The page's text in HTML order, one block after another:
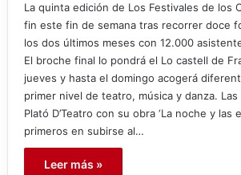
La quinta edición de Los Festivales de los
fin este fin de semana tras recorrer doce
los dos últimos meses con 12.000
El broche final lo pondrá el Lo castell de
jueves y hasta el domingo acogerá
primer nivel de teatro, música y danza. Las
Plató D’Teatro con su obra ‘La noche y las
primeros en subirse al…
Leer más »